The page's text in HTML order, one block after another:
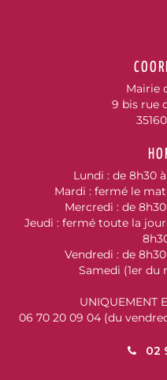
Mairie
9 bis rue
Lundi : de 8h30 à
Mardi : fermé le
Mercredi : de 8h30
Jeudi : fermé toute la
Vendredi : de 8h30
Samedi (1er du
UNIQUEMENT
06 70 20 09 04 (du
02